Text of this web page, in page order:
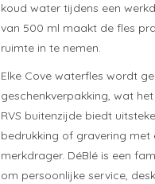
koud water tijdens een
van 500 ml maakt de fles
ruimte in te nemen.
Elke Cove waterfles wordt
geschenkverpakking, wat
RVS buitenzijde biedt
bedrukking of gravering
merkdrager. DéBlé is een
om persoonlijke service,